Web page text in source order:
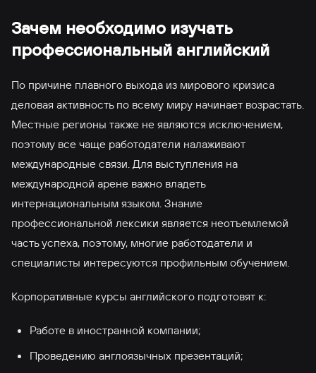
Зачем необходимо изучать
профессиональный английский
По причине плавного выхода из мирового кризиса
деловая активность по всему миру начинает возрастать.
Местные регионы также не являются исключением,
поэтому все чаще работодатели налаживают
международные связи. Для выступления на
международной арене важно владеть
интернациональным языком. Знание
профессиональной лексики является неотъемлемой
часть успеха, поэтому, многие работодатели и
специалисты интересуются профильным обучением.
Корпоративные курсы английского подготовят к:
Работе в иностранной компании;
Проведению англоязычных презентаций;